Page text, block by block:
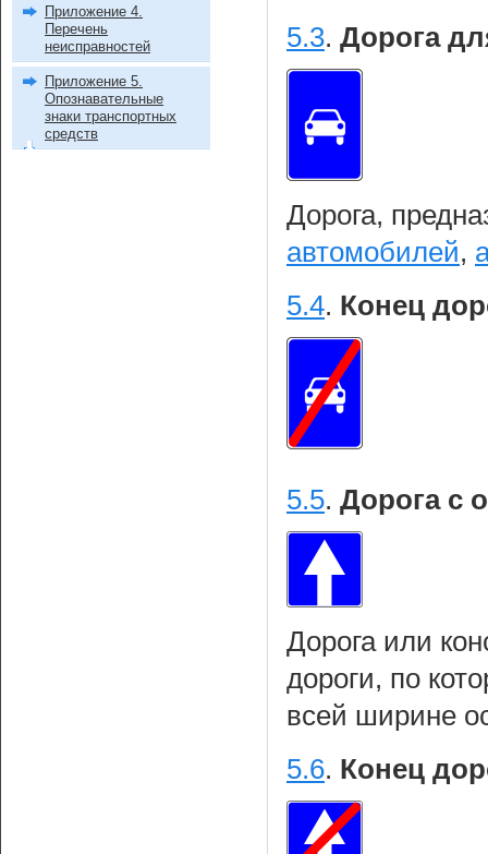
5.3. Дорога
Дорога,
автомобилей,
5.4. Конец
5.5. Дорога с
Дорога или
дороги, по
всей ширине
5.6. Конец
Приложение 4.
Перечень
неисправностей
Приложение 5.
Опознавательные
знаки транспортных
средств